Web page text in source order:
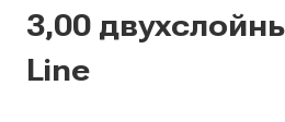
3,00
Line